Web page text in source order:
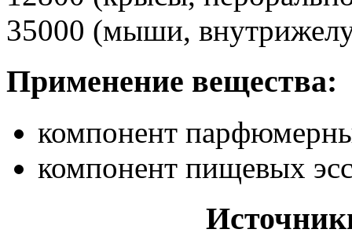
35000 (мыши,
Применение вещества:
компонент
компонент пищевых